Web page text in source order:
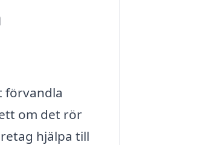
förvandla
om det rör
hjälpa till